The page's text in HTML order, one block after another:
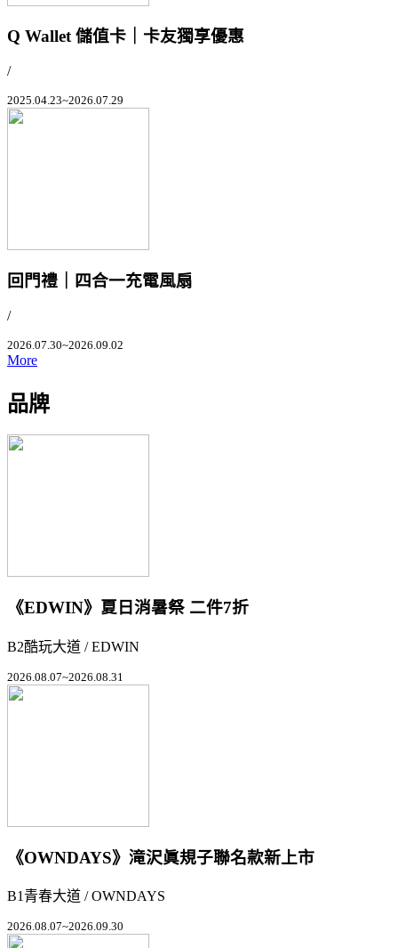
Q Wallet 儲值卡｜卡友獨享優惠
/
2025.04.23~2026.07.29
回門禮｜四合一充電風扇
/
2026.07.30~2026.09.02
More
品牌
《EDWIN》夏日消暑祭 二件7折
B2酷玩大道 / EDWIN
2026.08.07~2026.08.31
《OWNDAYS》滝沢眞規子聯名款新上市
B1青春大道 / OWNDAYS
2026.08.07~2026.09.30